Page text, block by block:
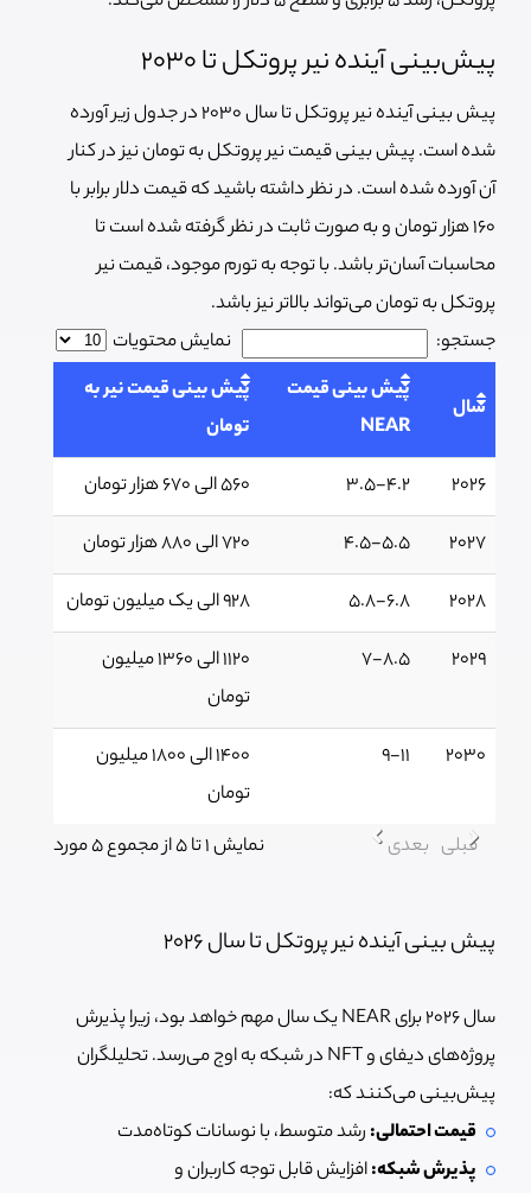
پیش‌بینی آینده نیر پروتکل تا 2030
پیش بینی آینده نیر پروتکل تا سال 2030 در جدول زیر آورده
شده است. پیش بینی قیمت نیر پروتکل به تومان نیز در کنار
آن آورده شده است. در نظر داشته باشید که قیمت دلار برابر با
160 هزار تومان و به صورت ثابت در نظر گرفته شده است تا
محاسبات آسان‌تر باشد. با توجه به تورم موجود، قیمت نیر
پروتکل به تومان می‌تواند بالاتر نیز باشد.
نمایش محتویات
جستجو:
سال
پیش بینی قیمت
NEAR
پیش بینی قیمت نیر به
تومان
2026
3.5-4.2
560 الی 670 هزار تومان
2027
4.5-5.5
720 الی 880 هزار تومان
2028
5.8-6.8
928 الی یک میلیون تومان
2029
7-8.5
1120 الی 1360 میلیون
تومان
2030
9-11
1400 الی 1800 میلیون
تومان
نمایش 1 تا 5 از مجموع 5 مورد
قبلی بعدی
پیش بینی آینده نیر پروتکل تا سال 2026
سال ۲۰۲۶ برای NEAR یک سال مهم خواهد بود، زیرا پذیرش
پروژه‌های دیفای و NFT در شبکه به اوج می‌رسد. تحلیلگران
پیش‌بینی می‌کنند که:
قیمت احتمالی: رشد متوسط، با نوسانات کوتاه‌مدت
پذیرش شبکه:افزایش قابل توجه کاربران و